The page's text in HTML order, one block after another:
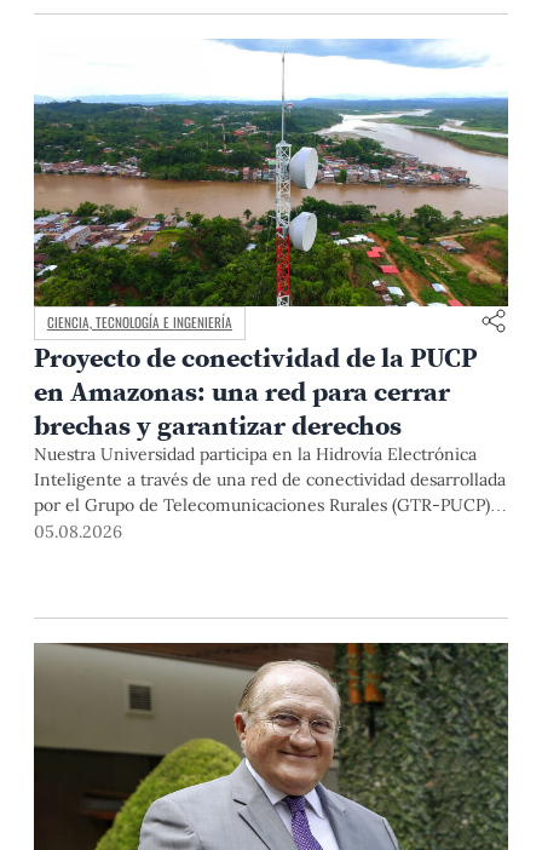
CIENCIA, TECNOLOGÍA E INGENIERÍA
Proyecto de conectividad de la PUCP
en Amazonas: una red para cerrar
brechas y garantizar derechos
Nuestra Universidad participa en la Hidrovía Electrónica
Inteligente a través de una red de conectividad desarrollada
por el Grupo de Telecomunicaciones Rurales (GTR-PUCP)
desde el 2018. En esta nota repasamos cómo ha sido el
05.08.2026